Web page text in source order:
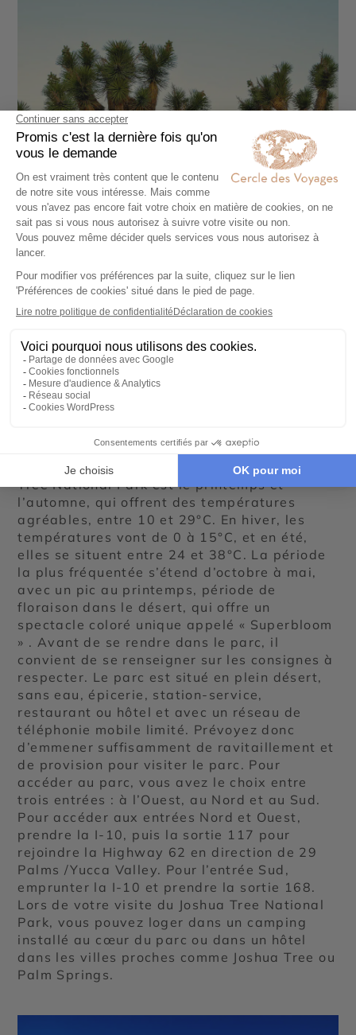
Préparer sa visite à
Joshua Tree
La meilleure période pour visiter le Joshua
Tree National Park est le printemps et
l’automne, qui offrent des températures
agréables, entre 10 et 29°C. En hiver, les
températures vont de 0 à 15°C, et en été,
elles se situent entre 24 et 38°C. La période
la plus fréquentée s’étend d’octobre à mai,
avec un pic au printemps, période de
floraison dans le désert, qui offre un
spectacle coloré unique appelé « Superbloom
» . Avant de se rendre dans le parc, il
convient de se renseigner sur les consignes à
respecter. Le parc est situé en plein désert,
sans eau, épicerie, station-service,
restaurant ou hôtel et avec un réseau de
téléphonie mobile limité. Prévoyez donc
d’emmener suffisamment de ravitaillement et
de provision pour visiter le parc. Pour
accéder au parc, vous avez le choix entre
trois entrées : à l’Ouest, au Nord et au Sud.
Pour accéder aux entrées Nord et Ouest,
prendre la I-10, puis la sortie 117 pour
rejoindre la Highway 62 en direction de 29
Palms /Yucca Valley. Pour l’entrée Sud,
emprunter la I-10 et prendre la sortie 168.
Lors de votre visite du Joshua Tree National
Park, vous pouvez loger dans un camping
installé au cœur du parc ou dans un hôtel
dans les villes proches comme Joshua Tree ou
Palm Springs.